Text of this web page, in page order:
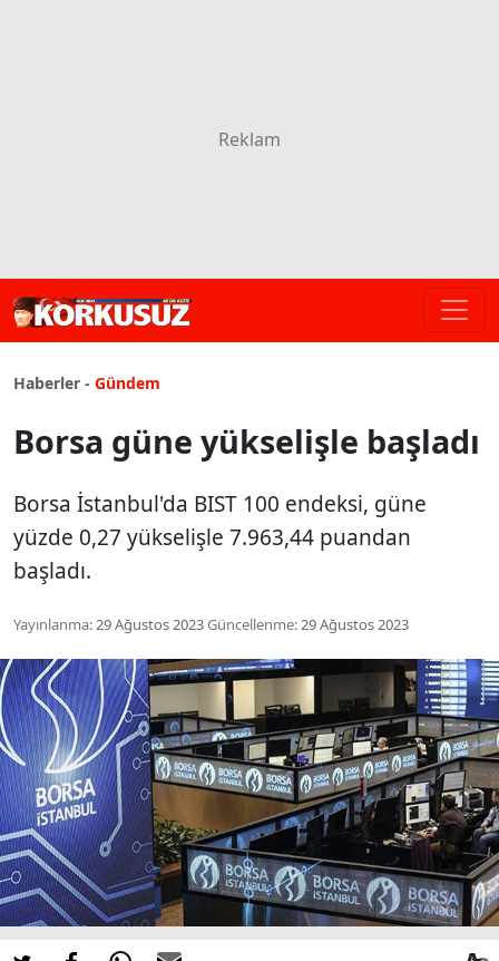
Haberler - Gündem
Borsa güne yükselişle başladı
Borsa İstanbul'da BIST 100 endeksi, güne
yüzde 0,27 yükselişle 7.963,44 puandan
başladı.
Yayınlanma:29 Ağustos 2023Güncellenme:29 Ağustos 2023